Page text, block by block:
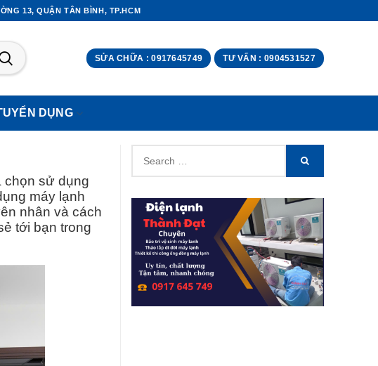
13, QUẬN TÂN BÌNH, TP.HCM
SỬA CHỮA : 0917645749 TƯ VẤN : 0904531527
DỤNG
chọn sử dụng
máy lạnh
nhân và cách
tới bạn trong
for:
SEARCH